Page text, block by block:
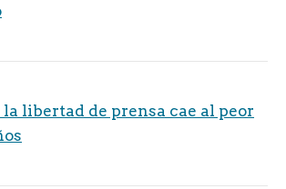
libertad de prensa cae al peor